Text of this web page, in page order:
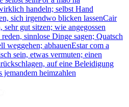
handeln; selbst Hand
sich irgendwo blicken lassenCair
sehr gut sitzen; wie angegossen
sinnlose Dinge sagen; Quatsch
weggehen; abhauenEstar com a
sein, etwas vermuten; einen
auf eine Beleidigung
jemandem heimzahlen